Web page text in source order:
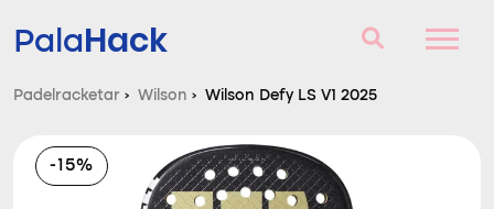
PalaHack
Frågor och svar
Padelracketar › Wilson › Wilson Defy LS V1 2025
-15%